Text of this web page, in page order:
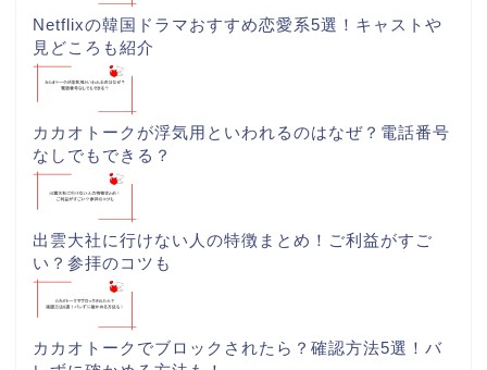
Netflixの韓国ドラマおすすめ恋愛系5選！キャストや
見どころも紹介
カカオトークが浮気用といわれるのはなぜ？電話番号
なしでもできる？
出雲大社に行けない人の特徴まとめ！ご利益がすご
い？参拝のコツも
カカオトークでブロックされたら？確認方法5選！バ